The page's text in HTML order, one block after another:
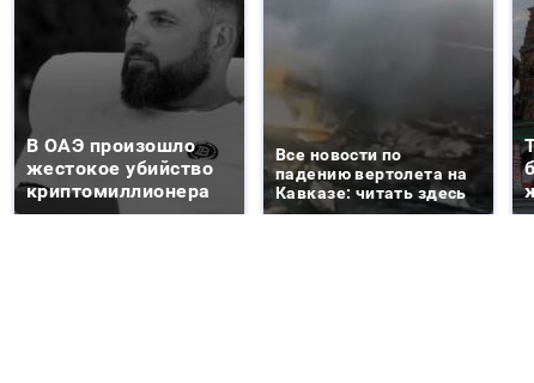
В ОАЭ произошло
жестокое убийство
криптомиллионера
Все новости по
падению вертолета на
Кавказе: читать здесь